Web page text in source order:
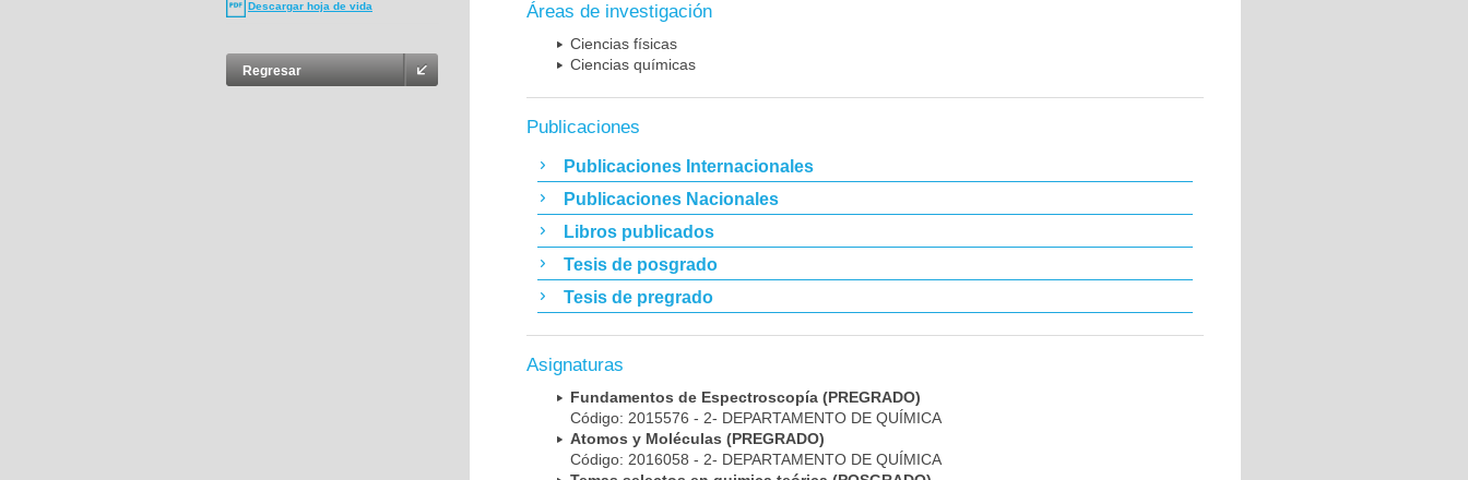
Descargar hoja de vida
Regresar
Áreas de investigación
Ciencias físicas
Ciencias químicas
Publicaciones
Publicaciones Internacionales
Publicaciones Nacionales
Libros publicados
Tesis de posgrado
Tesis de pregrado
Asignaturas
Fundamentos de Espectroscopía (PREGRADO)
Código: 2015576 - 2- DEPARTAMENTO DE QUÍMICA
Atomos y Moléculas (PREGRADO)
Código: 2016058 - 2- DEPARTAMENTO DE QUÍMICA